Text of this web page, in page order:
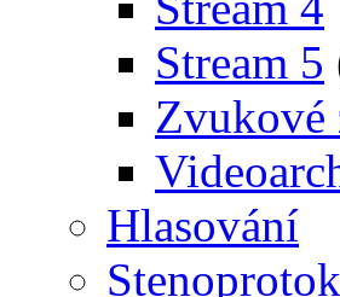
Stream 5
Zvukové
Hlasování